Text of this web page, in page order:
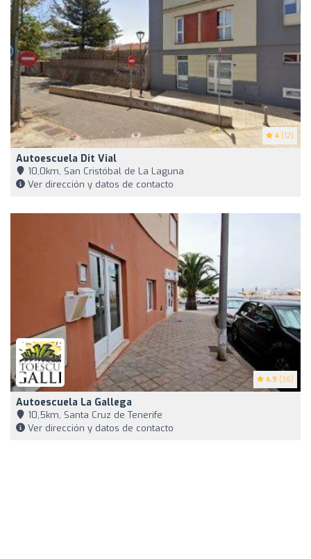
4 (12)
Autoescuela Dit Vial
10,0km, San Cristóbal de La Laguna
Ver dirección y datos de contacto
4.9 (36)
Autoescuela La Gallega
10,5km, Santa Cruz de Tenerife
Ver dirección y datos de contacto